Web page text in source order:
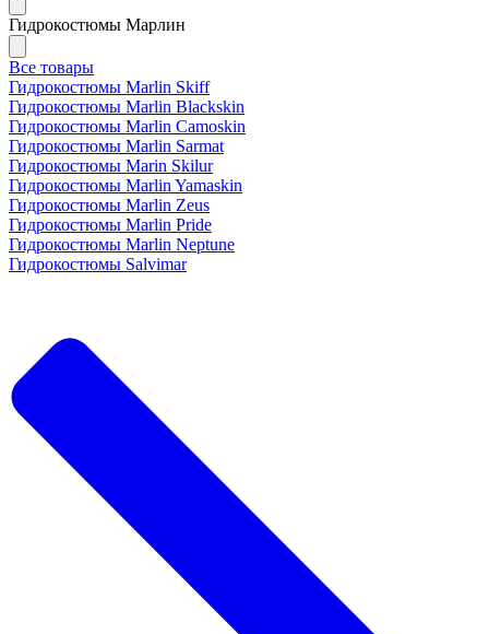
Гидрокостюмы Марлин
Все товары
Гидрокостюмы Marlin Skiff
Гидрокостюмы Marlin Blackskin
Гидрокостюмы Marlin Camoskin
Гидрокостюмы Marlin Sarmat
Гидрокостюмы Marin Skilur
Гидрокостюмы Marlin Yamaskin
Гидрокостюмы Marlin Zeus
Гидрокостюмы Marlin Pride
Гидрокостюмы Marlin Neptune
Гидрокостюмы Salvimar